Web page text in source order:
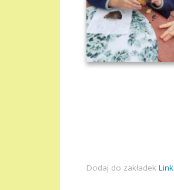
Dodaj do zakładek Link